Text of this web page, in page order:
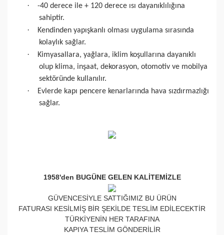
·
-40 derece ile + 120 derece ısı dayanıklılığına
sahiptir.
·
Kendinden yapışkanlı olması uygulama sırasında
kolaylık sağlar.
·
Kimyasallara, yağlara, iklim koşullarına dayanıklı
olup klima, inşaat, dekorasyon, otomotiv ve mobilya
sektöründe kullanılır.
·
Evlerde kapı pencere kenarlarında hava sızdırmazlığı
sağlar.
1958'den BUGÜNE GELEN KALİTEMİZLE
GÜVENCESİYLE SATTIĞIMIZ BU ÜRÜN
FATURASI KESİLMİŞ BİR ŞEKİLDE TESLİM EDİLECEKTİR
TÜRKİYENİN HER TARAFINA
KAPIYA TESLİM GÖNDERİLİR